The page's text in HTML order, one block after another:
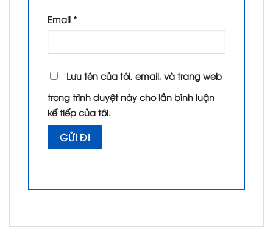
Email *
Lưu tên của tôi, email, và trang web
trong trình duyệt này cho lần bình luận
kế tiếp của tôi.